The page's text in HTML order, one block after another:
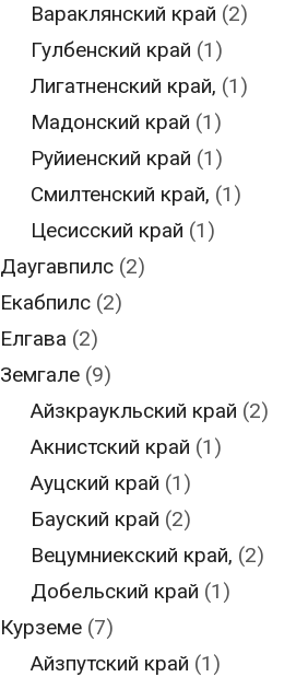
Вараклянский край (2)
Гулбенский край (1)
Лигатненский край, (1)
Мадонский край (1)
Руйиенский край (1)
Смилтенский край, (1)
Цесисский край (1)
Даугавпилс(2)
Екабпилс(2)
Елгава (2)
Земгале(9)
Айзкраукльский край (2)
Акнистский край (1)
Ауцский край (1)
Бауский край (2)
Вецумниекский край, (2)
Добельский край (1)
Курземе(7)
Айзпутский край (1)